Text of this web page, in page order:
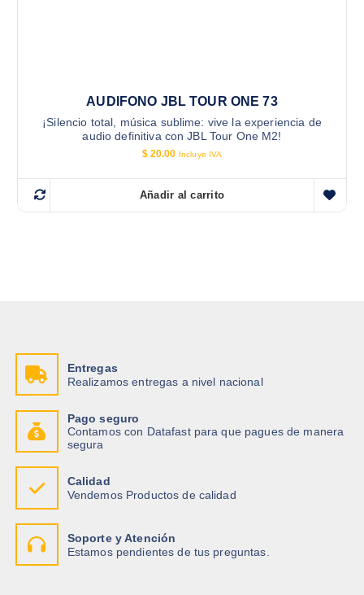
AUDIFONO JBL TOUR ONE 73
¡Silencio total, música sublime: vive la experiencia de
audio definitiva con JBL Tour One M2!
$20.00 Incluye IVA
Añadir al carrito
Entregas
Realizamos entregas a nivel nacional
Pago seguro
Contamos con Datafast para que pagues de manera
segura
Calidad
Vendemos Productos de calidad
Soporte y Atención
Estamos pendientes de tus preguntas.